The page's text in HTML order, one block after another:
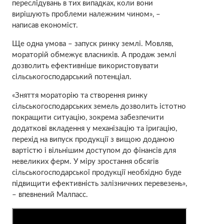
переслідувань в тих випадках, коли вони
вирішують проблеми належним чином», –
написав економіст.
Ще одна умова – запуск ринку землі. Мовляв,
мораторій обмежує власників. А продаж землі
дозволить ефективніше використовувати
сільськогосподарський потенціал.
«Зняття мораторію та створення ринку
сільськогосподарських земель дозволить істотно
покращити ситуацію, зокрема забезпечити
додаткові вкладення у механізацію та іригацію,
перехід на випуск продукції з вищою доданою
вартістю і вільнішим доступом до фінансів для
невеликих ферм. У міру зростання обсягів
сільськогосподарської продукції необхідно буде
підвищити ефективність залізничних перевезень»,
– впевнений Малпасс.